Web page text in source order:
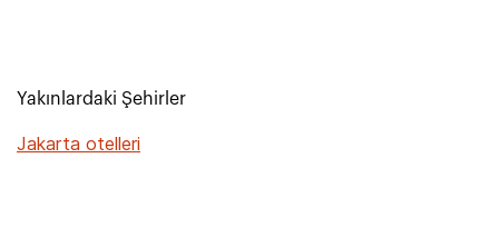
Yakınlardaki Şehirler
Jakarta otelleri